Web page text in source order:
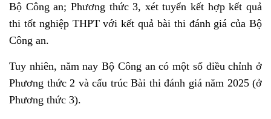
Bộ Công an; Phương thức 3, xét tuyển kết hợp kết quả
thi tốt nghiệp THPT với kết quả bài thi đánh giá của Bộ
Công an.
Tuy nhiên, năm nay Bộ Công an có một số điều chỉnh ở
Phương thức 2 và cấu trúc Bài thi đánh giá năm 2025 (ở
Phương thức 3).